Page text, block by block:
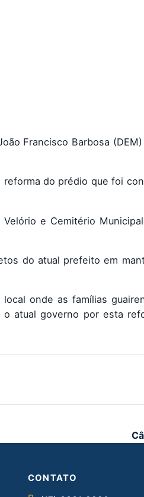
Francisco Barbosa
do prédio que foi
e Cemitério
do atual prefeito em
onde as famílias
atual governo por esta
CONTATO